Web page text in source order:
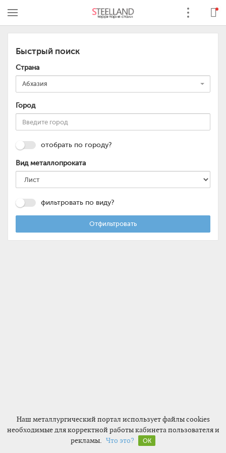
Быстрый поиск
Страна
Абхазия
Город
отобрать по городу?
Вид металлопроката
фильтровать по виду?
Отфильтровать
2017 ©STEELLANDМеталлургический интернет-
Наш металлургический портал использует файлы cookies
необходимые для корректной работы кабинета пользователя и
рекламы. Что это? OK